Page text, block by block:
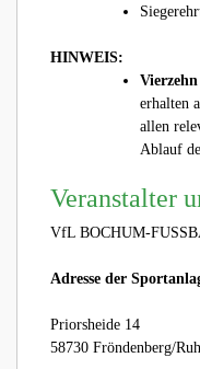
HINWEIS:
Vierzehn
erhalten
allen
Ablauf
Veranstalter
VfL BOCHUM-
Adresse der
Priorsheide 14
58730 Fröndenberg/